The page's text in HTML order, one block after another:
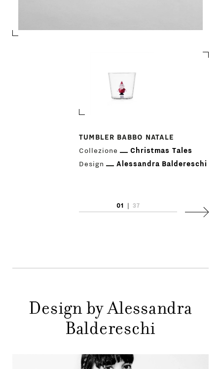
PRODOTTI
DESIGNER
AZIENDA
GIFT
TUMBLER BABBO NATALE
Collezione
Christmas Tales
Design
Alessandra Baldereschi
01 37
Design by Alessandra
Baldereschi